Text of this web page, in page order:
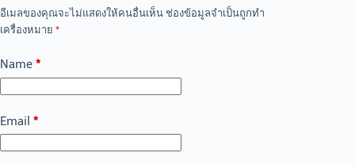
อีเมลของคุณจะไม่แสดงให้คนอื่นเห็น ช่องข้อมูลจำเป็นถูกทำ
เครื่องหมาย *
Name *
Email *